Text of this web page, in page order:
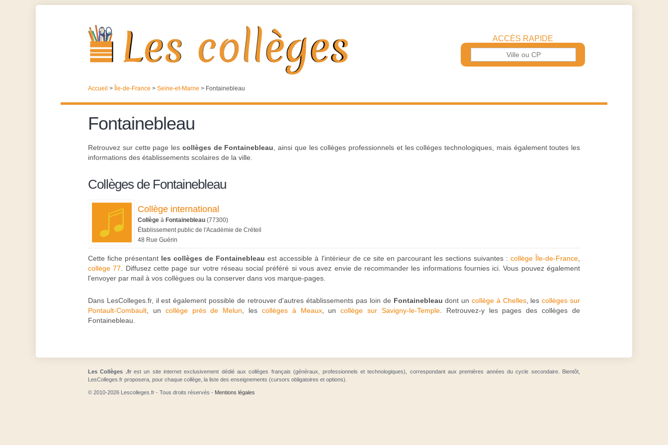
ACCÈS RAPIDE
Accueil > Île-de-France > Seine-et-Marne > Fontainebleau
Fontainebleau
Retrouvez sur cette page les collèges de Fontainebleau , ainsi que les collèges professionnels et les colléges technologiques, mais également toutes les
informations des établissements scolaires de la ville.
Collèges de Fontainebleau
Collège international
Collège à Fontainebleau (77300)
Établissement public de l'Académie de Créteil
48 Rue Guérin
Cette fiche présentant les collèges de Fontainebleau est accessible à l'intérieur de ce site en parcourant les sections suivantes : collège Île-de-France
collège 77 . Diffusez cette page sur votre réseau social préféré si vous avez envie de recommander les informations fournies ici. Vous pouvez également
l'envoyer par mail à vos collègues ou la conserver dans vos marque-pages.
Dans LesColleges.fr, il est également possible de retrouver d'autres établissements pas loin de Fontainebleau dont un collège à Chelles, lescollèges sur
Pontault-Combault , un collège près de Melun , les collèges à Meaux, uncollège sur Savigny-le-Temple. Retrouvez-y les pages des collèges de
Fontainebleau.
Les Collèges .frest un site internet exclusivement dédié aux collèges français (généraux, professionnels et technologiques), correspondant aux premières années du cycle secondaire. Bientôt,
LesColleges.fr proposera, pour chaque collège, la liste des enseignements (cursors obligatoires et options).
© 2010-2026 Lescolleges.fr - Tous droits réservés - Mentions légales